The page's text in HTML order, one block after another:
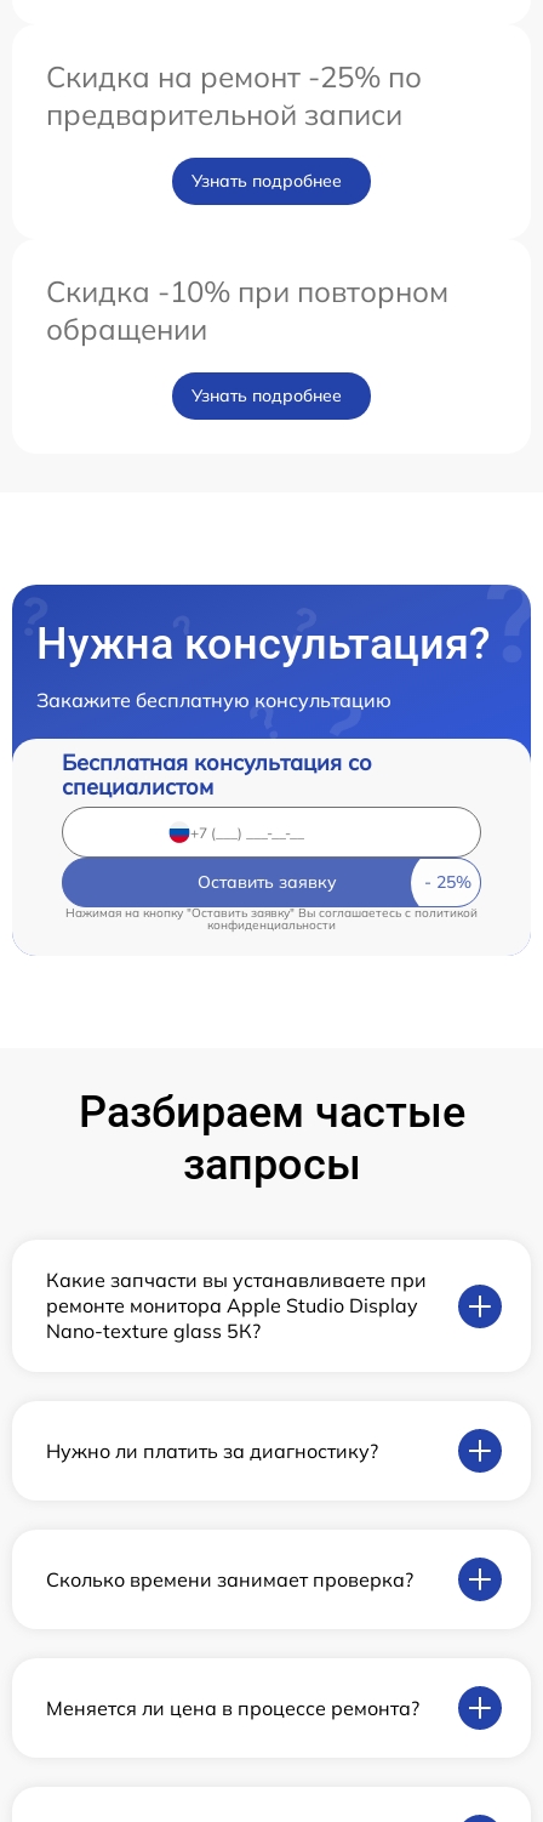
Скидка на ремонт -25% по
предварительной записи
Узнать подробнее
Скидка -10% при повторном
обращении
Узнать подробнее
Нужна консультация?
Закажите бесплатную консультацию
Бесплатная консультация со
специалистом
Оставить заявку
Нажимая на кнопку "Оставить заявку" Вы соглашаетесь cполитикой
конфиденциальности
Разбираем частые
запросы
Какие запчасти вы устанавливаете при
ремонте монитора Apple Studio Display
Nano-texture glass 5К?
Нужно ли платить за диагностику?
Сколько времени занимает проверка?
Меняется ли цена в процессе ремонта?